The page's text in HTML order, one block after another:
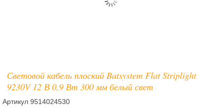
Световой кабель плоский Batsystem Flat Striplight
9230V 12 В 0,9 Вт 300 мм белый свет
Артикул 9514024530